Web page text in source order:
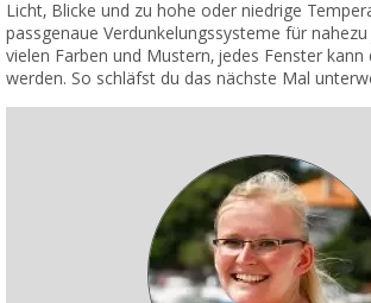
Licht, Blicke und zu hohe oder niedrige
passgenaue Verdunkelungssysteme für
vielen Farben und Mustern, jedes Fenster
werden. So schläfst du das nächste Mal